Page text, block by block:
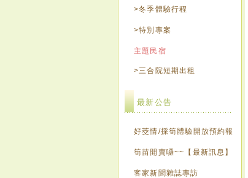
>冬季體驗行程
>特別專案
主題民宿
>三合院短期出租
最新公告
好茭情/採筍體驗開放預約報
名囉~~【最新訊息】
筍苗開賣囉~~【最新訊息】
客家新聞雜誌專訪